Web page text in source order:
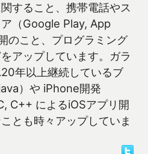
すること、携帯電話やス
（Google Play, App
のこと、プログラミング
アップしています。ガラ
年以上継続しているブ
）や iPhone開発
C++ によるiOSアプリ開
とも時々アップしていま